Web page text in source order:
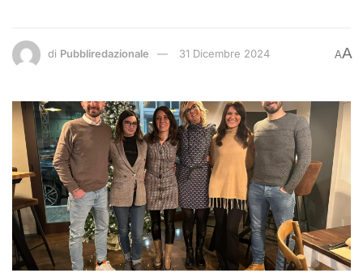
di Pubbliredazionale 31 Dicembre 2024 AA